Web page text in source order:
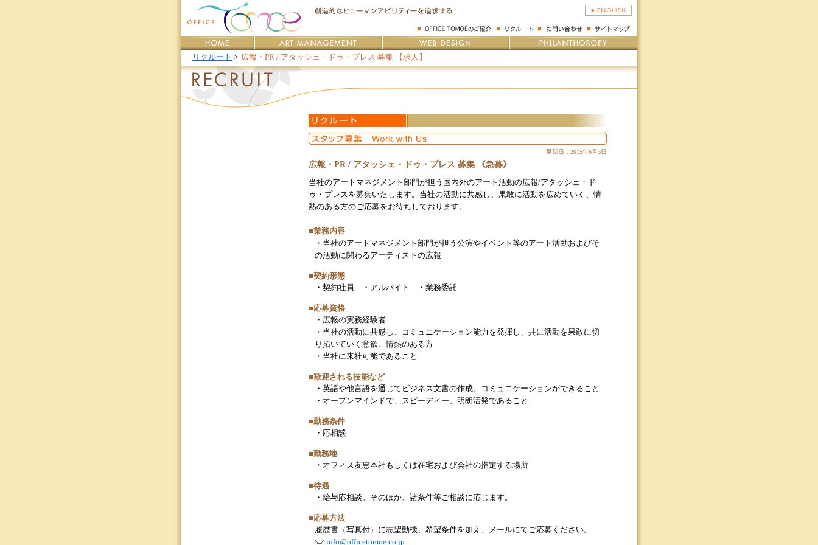
リクルート > 広報・PR / アタッシェ・ドゥ・プレス 募集 【求人】
更新日：2015年6月3日
広報・PR / アタッシェ・ドゥ・プレス 募集 《急募》
当社のアートマネジメント部門が担う国内外のアート活動の広報/アタッシェ・ド
ゥ・プレスを募集いたします。当社の活動に共感し、果敢に活動を広めていく、情
熱のある方のご応募をお待ちしております。
■業務内容
・当社のアートマネジメント部門が担う公演やイベント等のアート活動およびそ
の活動に関わるアーティストの広報
■契約形態
・契約社員 ・アルバイト ・業務委託
■応募資格
・広報の実務経験者
・当社の活動に共感し、コミュニケーション能力を発揮し、共に活動を果敢に切
り拓いていく意欲、情熱のある方
・当社に来社可能であること
■歓迎される技能など
・英語や他言語を通じてビジネス文書の作成、コミュニケーションができること
・オープンマインドで、スピーディー、明朗活発であること
■勤務条件
・応相談
■勤務地
・オフィス友恵本社もしくは在宅および会社の指定する場所
■待遇
・給与応相談。そのほか、諸条件等ご相談に応じます。
■応募方法
履歴書（写真付）に志望動機、希望条件を加え、メールにてご応募ください。
info@officetomoe.co.jp